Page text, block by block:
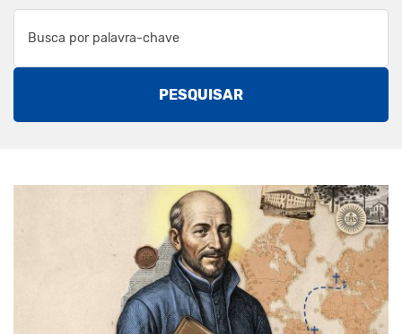
PESQUISAR